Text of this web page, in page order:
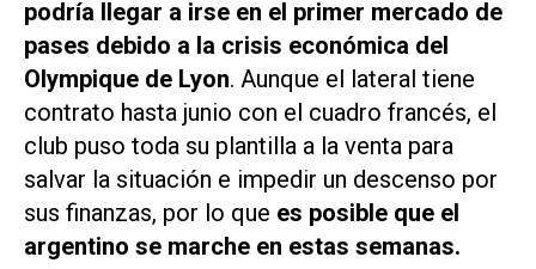
podría llegar a irse en el primer mercado de
pases debido a la crisis económica del
Olympique de Lyon. Aunque el lateral tiene
contrato hasta junio con el cuadro francés, el
club puso toda su plantilla a la venta para
salvar la situación e impedir un descenso por
sus finanzas, por lo que es posible que el
argentino se marche en estas semanas.